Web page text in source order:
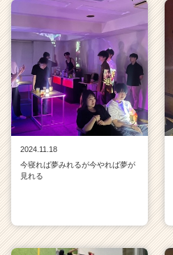
2024.11.18
今寝れば夢みれるが今やれば夢が
見れる